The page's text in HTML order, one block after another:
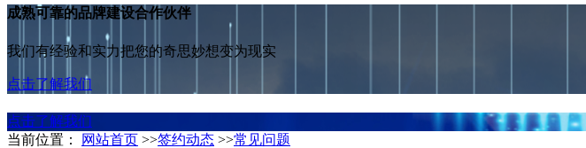
成熟可靠的品牌建设合作伙伴
我们有经验和实力把您的奇思妙想变为现实
点击了解我们
点击了解我们
当前位置：
网站首页 >>签约动态 >>常见问题